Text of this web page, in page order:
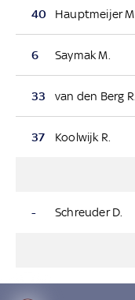
40 Hauptmeijer M.
6 Saymak M.
33 van den Berg R.
37 Koolwijk R.
- Schreuder D.